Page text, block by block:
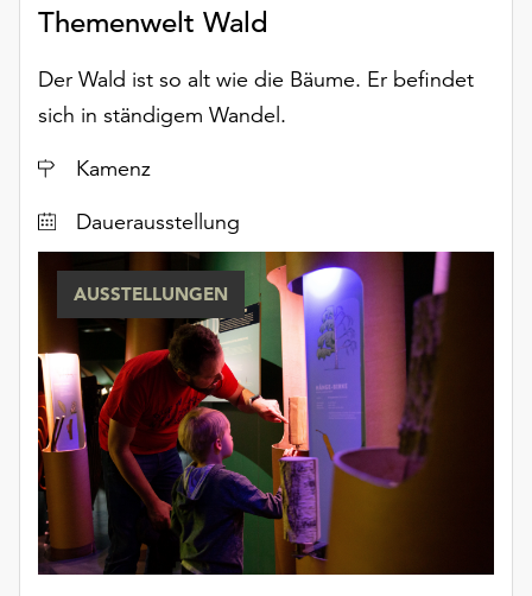
Themenwelt Wald
Der Wald ist so alt wie die Bäume. Er befindet
sich in ständigem Wandel.
Ort
Kamenz
Dauerausstellung
AUSSTELLUNGEN